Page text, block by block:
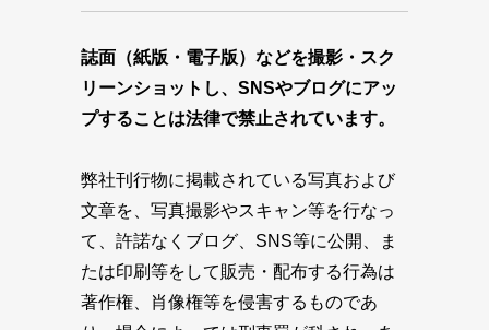
誌面（紙版・電子版）などを撮影・スク
リーンショットし、SNSやブログにアッ
プすることは法律で禁止されています。
弊社刊行物に掲載されている写真および
文章を、写真撮影やスキャン等を行なっ
て、許諾なくブログ、SNS等に公開、ま
たは印刷等をして販売・配布する行為は
著作権、肖像権等を侵害するものであ